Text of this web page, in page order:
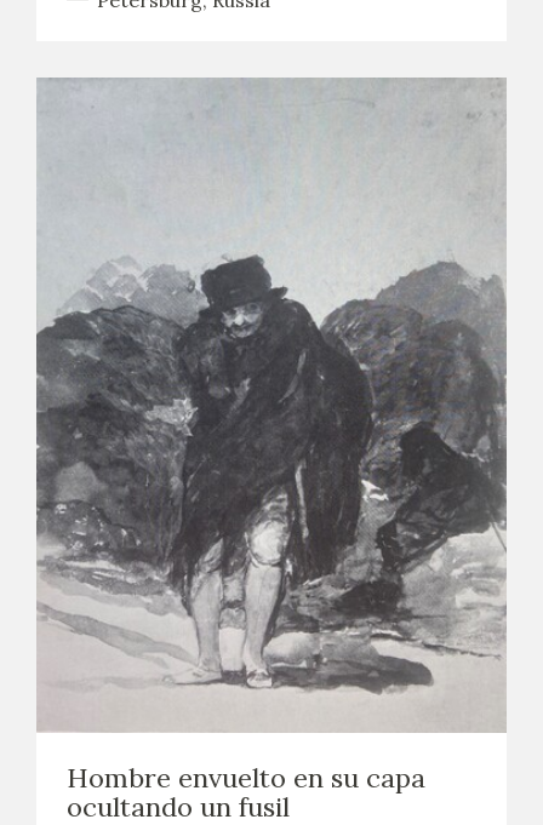
Hombre envuelto en su capa
ocultando un fusil